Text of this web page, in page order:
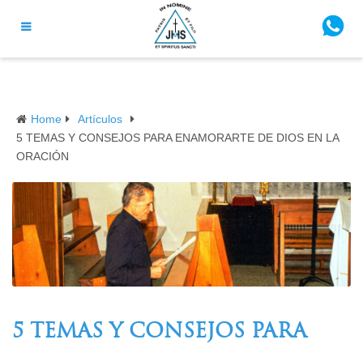
Home
Artículos
5 TEMAS Y CONSEJOS PARA ENAMORARTE DE DIOS EN LA
ORACIÓN
5 TEMAS Y CONSEJOS PARA